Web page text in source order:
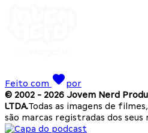
Feito com
por
© 2002 - 2026 Jovem Nerd
LTDA.Todas as imagens de
são marcas registradas dos